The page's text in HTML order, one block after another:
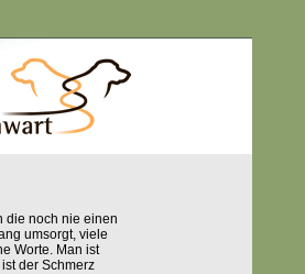
die noch nie einen
umsorgt, viele
Worte. Man ist
der Schmerz